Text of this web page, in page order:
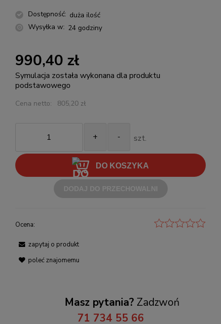
Dostępność: duża ilość
Wysyłka w: 24 godziny
990,40 zł
Symulacja została wykonana dla produktu
podstawowego
Cena netto: 805,20 zł
+ - szt.
DO KOSZYKA
Ocena:
zapytaj o produkt
poleć znajomemu
Masz pytania? Zadzwoń
71 734 55 66